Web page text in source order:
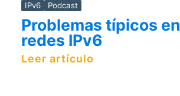
IPv6 Podcast
Problemas típicos en
redes IPv6
Leer artículo